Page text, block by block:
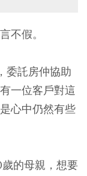
不假。
委託房仲協助
一位客戶對這
心中仍然有些
的母親，想要